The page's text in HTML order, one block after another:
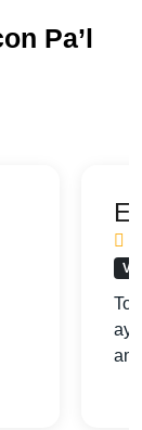
Pa’l